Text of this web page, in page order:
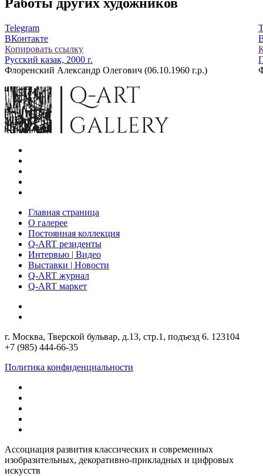
Telegram
ВКонтакте
Копировать ссылку
Русский казак, 2000 г.
Флоренский Александр Олегович (06.10.1960 г.р.)
Главная страница
О галерее
Постоянная коллекция
Q-ART резиденты
Интервью | Видео
Выставки | Новости
Q-ART журнал
Q-ART маркет
г. Москва, Тверской бульвар, д.13, стр.1, подъезд 6. 123104
+7 (985) 444-66-35
Политика конфиденциальности
Ассоциация развития классических и современных
изобразительных, декоративно-прикладных и цифровых
искусств